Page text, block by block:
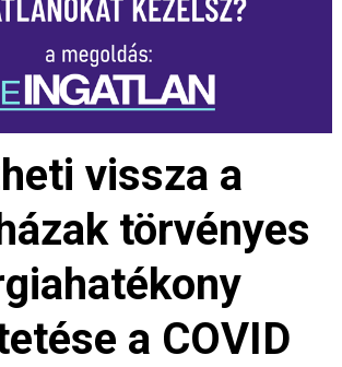
vissza a
törvényes
a COVID